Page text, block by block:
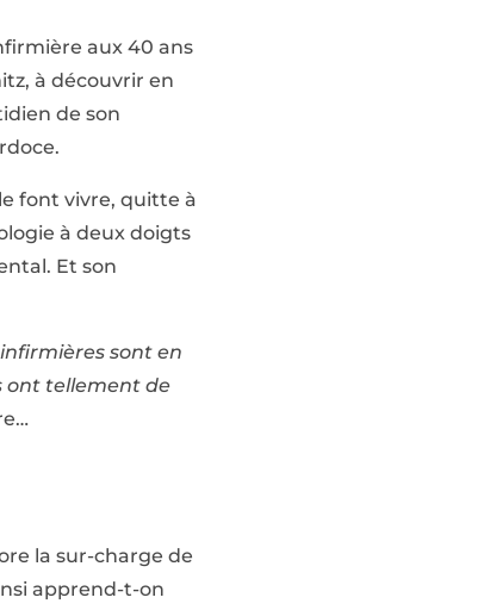
aux 40 ans
à découvrir en
de son
font vivre, quitte à
à deux doigts
Et son
sont en
ont tellement de
la sur-charge de
apprend-t-on